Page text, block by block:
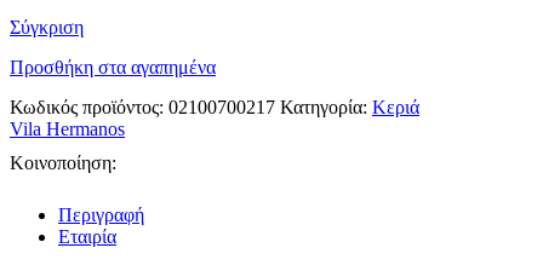
&
ποσότητα
Σύγκριση
Προσθήκη στα αγαπημένα
Κωδικός προϊόντος: 02100700217 Κατηγορία: Κεριά
Vila Hermanos
Κοινοποίηση:
Περιγραφή
Εταιρία